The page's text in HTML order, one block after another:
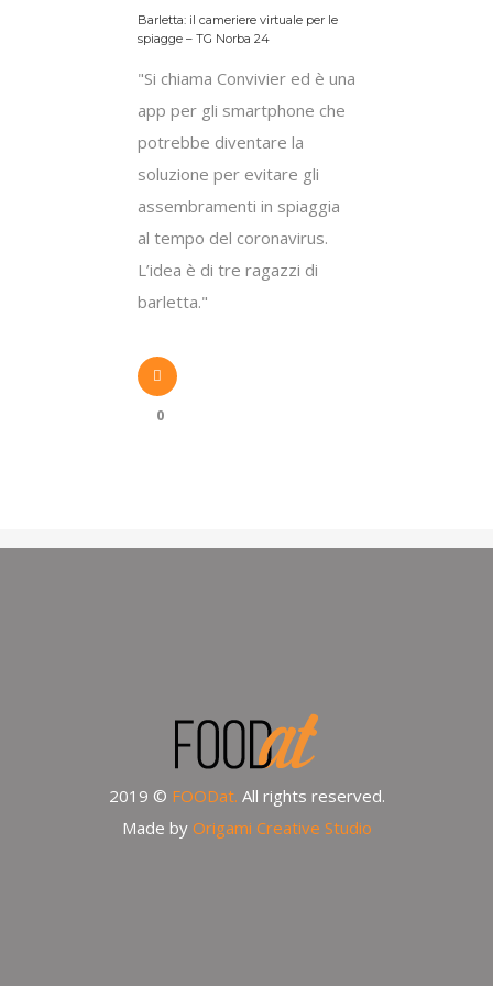
Barletta: il cameriere virtuale per le
spiagge – TG Norba 24
"Si chiama Convivier ed è una
app per gli smartphone che
potrebbe diventare la
soluzione per evitare gli
assembramenti in spiaggia
al tempo del coronavirus.
L’idea è di tre ragazzi di
barletta."
0
2019 © FOODat. All rights reserved.
Made by Origami Creative Studio